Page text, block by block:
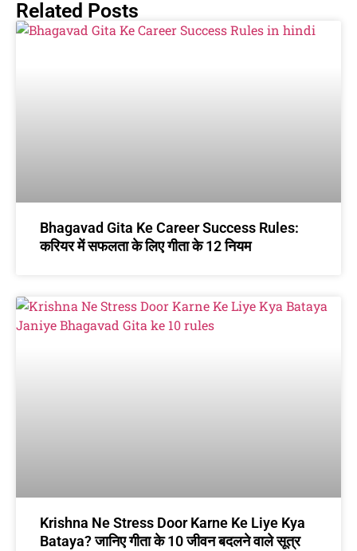
Related Posts
Bhagavad Gita Ke Career Success Rules:
करियर में सफलता के लिए गीता के 12 नियम
Krishna Ne Stress Door Karne Ke Liye Kya
Bataya? जानिए गीता के 10 जीवन बदलने वाले सूत्र